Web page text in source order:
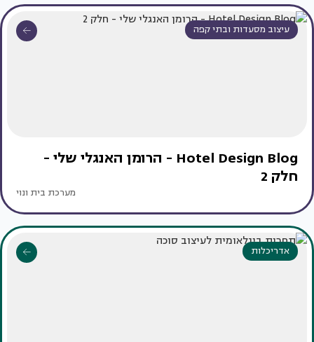
עיצוב מסעדות ובתי קפה
Hotel Design Blog - הרומן האנגלי שלי -
חלק 2
מערכת בית ונוי
אדריכלות